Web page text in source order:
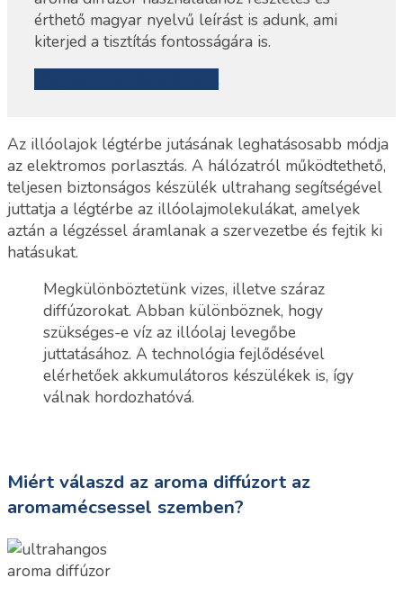
érthető magyar nyelvű leírást is adunk, ami
kiterjed a tisztítás fontosságára is.
Az illóolajok légtérbe jutásának leghatásosabb módja
az elektromos porlasztás. A hálózatról működtethető,
teljesen biztonságos készülék ultrahang segítségével
juttatja a légtérbe az illóolajmolekulákat, amelyek
aztán a légzéssel áramlanak a szervezetbe és fejtik ki
hatásukat.
Megkülönböztetünk vizes, illetve száraz
diffúzorokat. Abban különböznek, hogy
szükséges-e víz az illóolaj levegőbe
juttatásához. A technológia fejlődésével
elérhetőek akkumulátoros készülékek is, így
válnak hordozhatóvá.
Miért válaszd az aroma diffúzort az
aromamécsessel szemben?